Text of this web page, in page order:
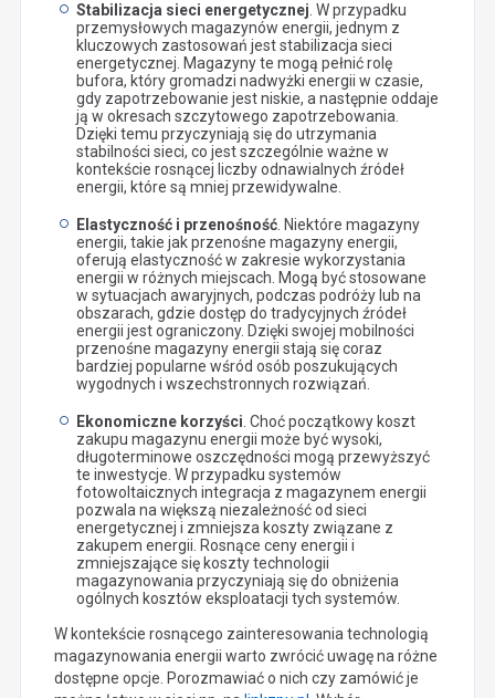
Stabilizacja sieci energetycznej . W przypadku
przemysłowych magazynów energii, jednym z
kluczowych zastosowań jest stabilizacja sieci
energetycznej. Magazyny te mogą pełnić rolę
bufora, który gromadzi nadwyżki energii w czasie,
gdy zapotrzebowanie jest niskie, a następnie oddaje
ją w okresach szczytowego zapotrzebowania.
Dzięki temu przyczyniają się do utrzymania
stabilności sieci, co jest szczególnie ważne w
kontekście rosnącej liczby odnawialnych źródeł
energii, które są mniej przewidywalne.
Elastyczność i przenośność. Niektóre magazyny
energii, takie jak przenośne magazyny energii,
oferują elastyczność w zakresie wykorzystania
energii w różnych miejscach. Mogą być stosowane
w sytuacjach awaryjnych, podczas podróży lub na
obszarach, gdzie dostęp do tradycyjnych źródeł
energii jest ograniczony. Dzięki swojej mobilności
przenośne magazyny energii stają się coraz
bardziej popularne wśród osób poszukujących
wygodnych i wszechstronnych rozwiązań.
Ekonomiczne korzyści . Choć początkowy koszt
zakupu magazynu energii może być wysoki,
długoterminowe oszczędności mogą przewyższyć
te inwestycje. W przypadku systemów
fotowoltaicznych integracja z magazynem energii
pozwala na większą niezależność od sieci
energetycznej i zmniejsza koszty związane z
zakupem energii. Rosnące ceny energii i
zmniejszające się koszty technologii
magazynowania przyczyniają się do obniżenia
ogólnych kosztów eksploatacji tych systemów.
W kontekście rosnącego zainteresowania technologią
magazynowania energii warto zwrócić uwagę na różne
dostępne opcje. Porozmawiać o nich czy zamówić je